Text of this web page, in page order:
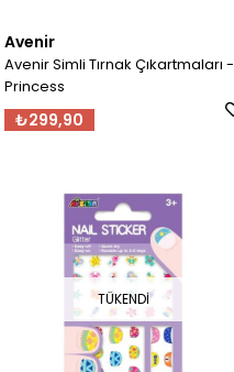
Avenir
Avenir Simli Tırnak Çıkartmaları -
Princess
₺299,90
TÜKENDI